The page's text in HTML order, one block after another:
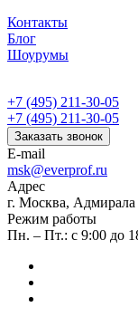
Контакты
Блог
Шоурумы
+7 (495) 211-30-05
+7 (495) 211-30-05
Заказать звонок
E-mail
msk@everprof.ru
Адрес
г. Москва,
Режим работы
Пн. – Пт.: с 9:00 до